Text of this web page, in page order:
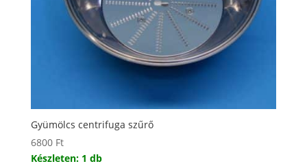
Gyümölcs centrifuga szűrő
6800 Ft
Készleten: 1 db